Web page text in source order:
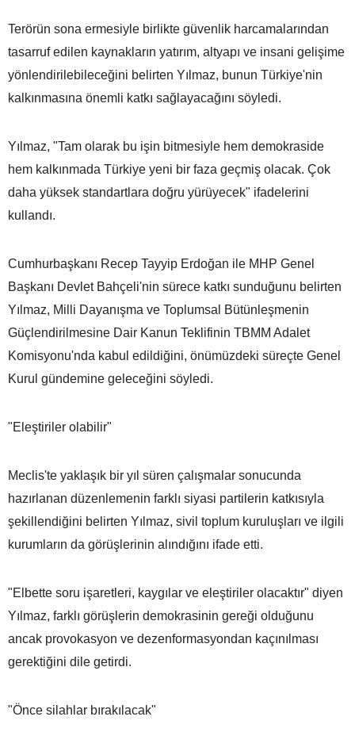
Terörün sona ermesiyle birlikte güvenlik harcamalarından
tasarruf edilen kaynakların yatırım, altyapı ve insani gelişime
yönlendirilebileceğini belirten Yılmaz, bunun Türkiye'nin
kalkınmasına önemli katkı sağlayacağını söyledi.
Yılmaz, "Tam olarak bu işin bitmesiyle hem demokraside
hem kalkınmada Türkiye yeni bir faza geçmiş olacak. Çok
daha yüksek standartlara doğru yürüyecek" ifadelerini
kullandı.
Cumhurbaşkanı Recep Tayyip Erdoğan ile MHP Genel
Başkanı Devlet Bahçeli'nin sürece katkı sunduğunu belirten
Yılmaz, Milli Dayanışma ve Toplumsal Bütünleşmenin
Güçlendirilmesine Dair Kanun Teklifinin TBMM Adalet
Komisyonu'nda kabul edildiğini, önümüzdeki süreçte Genel
Kurul gündemine geleceğini söyledi.
"Eleştiriler olabilir"
Meclis'te yaklaşık bir yıl süren çalışmalar sonucunda
hazırlanan düzenlemenin farklı siyasi partilerin katkısıyla
şekillendiğini belirten Yılmaz, sivil toplum kuruluşları ve ilgili
kurumların da görüşlerinin alındığını ifade etti.
"Elbette soru işaretleri, kaygılar ve eleştiriler olacaktır" diyen
Yılmaz, farklı görüşlerin demokrasinin gereği olduğunu
ancak provokasyon ve dezenformasyondan kaçınılması
gerektiğini dile getirdi.
"Önce silahlar bırakılacak"